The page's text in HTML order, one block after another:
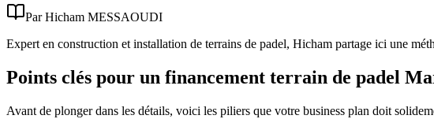
Par Hicham MESSAOUDI
Expert en construction et installation de terrains de padel, Hicham partage ici une
Points clés pour un financement terrain de padel
Avant de plonger dans les détails, voici les piliers que votre business plan doit